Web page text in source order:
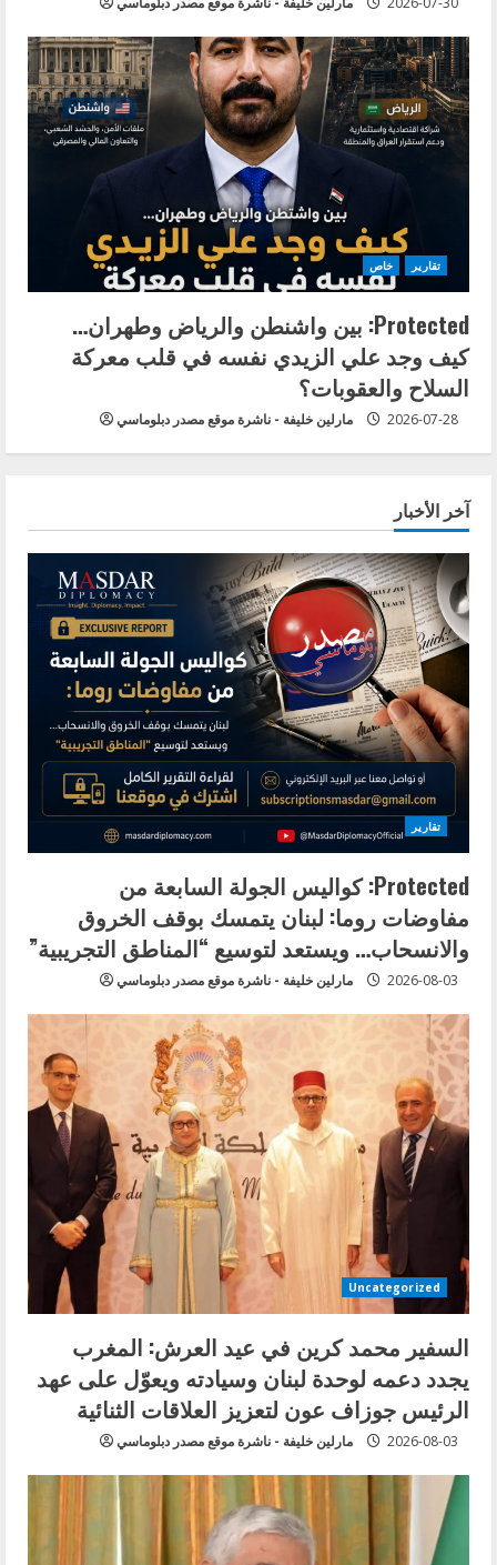
تقارير خاص
Protected: بين واشنطن والرياض وطهران…
كيف وجد علي الزيدي نفسه في قلب معركة
السلاح والعقوبات؟
مارلين خليفة - ناشرة موقع مصدر دبلوماسي 2026-07-28
آخر الأخبار
تقارير
Protected: كواليس الجولة السابعة من
مفاوضات روما: لبنان يتمسك بوقف الخروق
والانسحاب… ويستعد لتوسيع “المناطق التجريبية”
مارلين خليفة - ناشرة موقع مصدر دبلوماسي 2026-08-03
Uncategorized
السفير محمد كرين في عيد العرش: المغرب
يجدد دعمه لوحدة لبنان وسيادته ويعوّل على عهد
الرئيس جوزاف عون لتعزيز العلاقات الثنائية
مارلين خليفة - ناشرة موقع مصدر دبلوماسي 2026-08-03